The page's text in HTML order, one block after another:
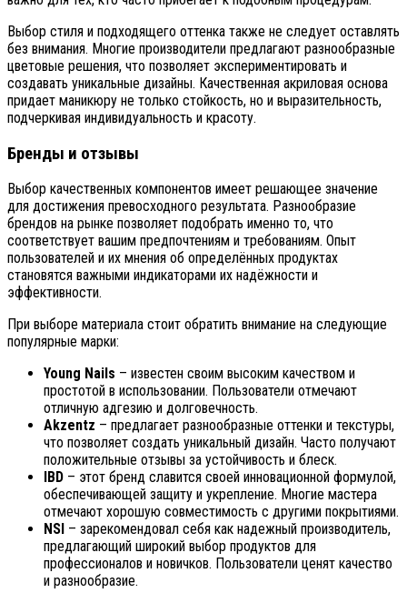
Выбор стиля и подходящего оттенка также не следует оставлять
без внимания. Многие производители предлагают разнообразные
цветовые решения, что позволяет экспериментировать и
создавать уникальные дизайны. Качественная акриловая основа
придает маникюру не только стойкость, но и выразительность,
подчеркивая индивидуальность и красоту.
Бренды и отзывы
Выбор качественных компонентов имеет решающее значение
для достижения превосходного результата. Разнообразие
брендов на рынке позволяет подобрать именно то, что
соответствует вашим предпочтениям и требованиям. Опыт
пользователей и их мнения об определённых продуктах
становятся важными индикаторами их надёжности и
эффективности.
При выборе материала стоит обратить внимание на следующие
популярные марки:
Young Nails – известен своим высоким качеством и
простотой в использовании. Пользователи отмечают
отличную адгезию и долговечность.
Akzentz – предлагает разнообразные оттенки и текстуры,
что позволяет создать уникальный дизайн. Часто получают
положительные отзывы за устойчивость и блеск.
IBD – этот бренд славится своей инновационной формулой,
обеспечивающей защиту и укрепление. Многие мастера
отмечают хорошую совместимость с другими покрытиями.
NSI – зарекомендовал себя как надежный производитель,
предлагающий широкий выбор продуктов для
профессионалов и новичков. Пользователи ценят качество
и разнообразие.